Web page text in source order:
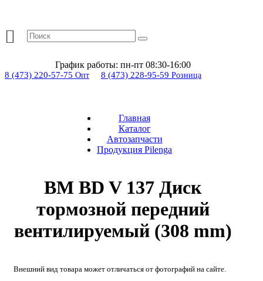
График работы: пн-пт 08:30-16:00
8 (473) 220-57-75 Опт 8 (473) 228-95-59 Розница
Главная
Каталог
Автозапчасти
Продукция Pilenga
BM BD V 137 Диск
тормозной передний
вентилируемый (308 mm)
Внешний вид товара может отличаться от фотографий на сайте.